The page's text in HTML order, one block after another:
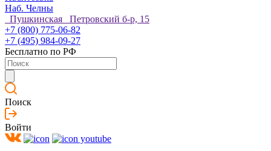
Наб. Челны
Пушкинская Петровский б-р, 15
+7 (800) 775-06-82
+7 (495) 984-09-27
Бесплатно по РФ
Поиск
Войти